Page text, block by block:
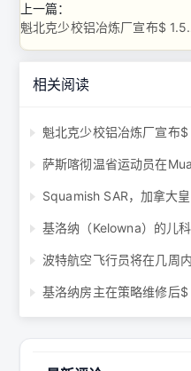
上一篇：
魁北克少校铝
相关阅读
魁北克少校铝冶炼厂宣布
萨斯喀彻温省运动员在
波特航空飞行员将在几周
基洛纳房主在策略维修后